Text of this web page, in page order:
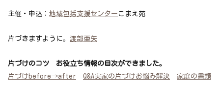
主催・申込： 地域包括支援センター こまえ 苑
片づきますように。 渡部亜矢
片づけのコツ お役立ち情報の目次ができました。
片づけbefore→after
Q&A実家の片づけお悩み解決
家庭の書類